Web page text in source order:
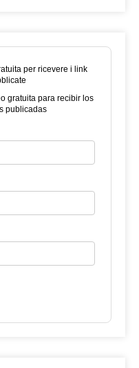
per ricevere i link
gratuita para recibir los
publicadas